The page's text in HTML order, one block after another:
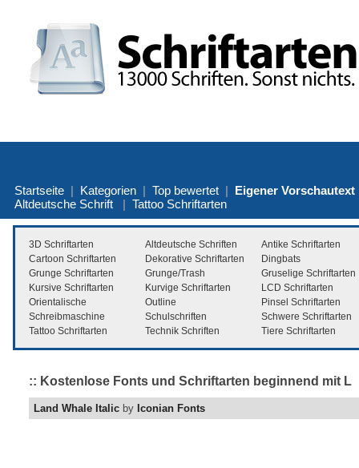
Startseite | Kategorien | Top bewertet | Eigener Vorschautext
Altdeutsche Schrift | Tattoo Schriftarten
3D Schriftarten Altdeutsche Schriften
Antike Schriftarten
Cartoon Schriftarten
Dekorative Schriftarten
Dingbats
Grunge Schriftarten
Grunge/Trash
Gruselige Schriftarten
Kursive Schriftarten
Kurvige Schriftarten
LCD Schriftarten
Orientalische
Outline
Pinsel Schriftarten
Schreibmaschine
Schulschriften
Schwere Schriftarten
Tattoo Schriftarten
Technik Schriften Tiere Schriftarten
:: Kostenlose Fonts und Schriftarten beginnend mit L
Land Whale Italic by Iconian Fonts